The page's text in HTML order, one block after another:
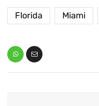
Florida Miami